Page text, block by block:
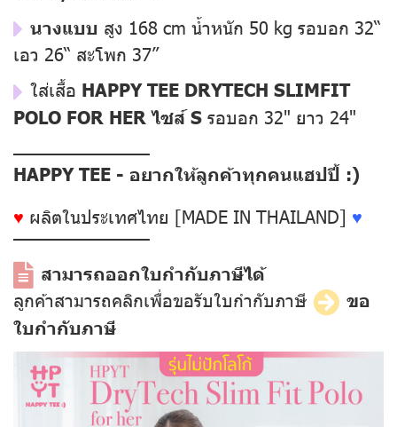
นางแบบ สูง 168 cm น้ำหนัก 50 kg รอบอก 32“
เอว 26“ สะโพก 37”
ใส่เสื้อ HAPPY TEE DRYTECH SLIMFIT
POLO FOR HER ไซส์ S รอบอก 32" ยาว 24"
––––––––––––––
HAPPY TEE - อยากให้ลูกค้าทุกคนแฮปปี้ :)
♥ ผลิตในประเทศไทย [MADE IN THAILAND] ♥
––––––––––––––
สามารถออกใบกำกับภาษีได้
ลูกค้าสามารถคลิกเพื่อขอรับใบกำกับภาษี
ขอ
ใบกำกับภาษี